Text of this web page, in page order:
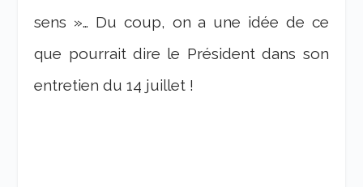
sens »… Du coup, on a une idée de ce
que pourrait dire le Président dans son
entretien du 14 juillet !